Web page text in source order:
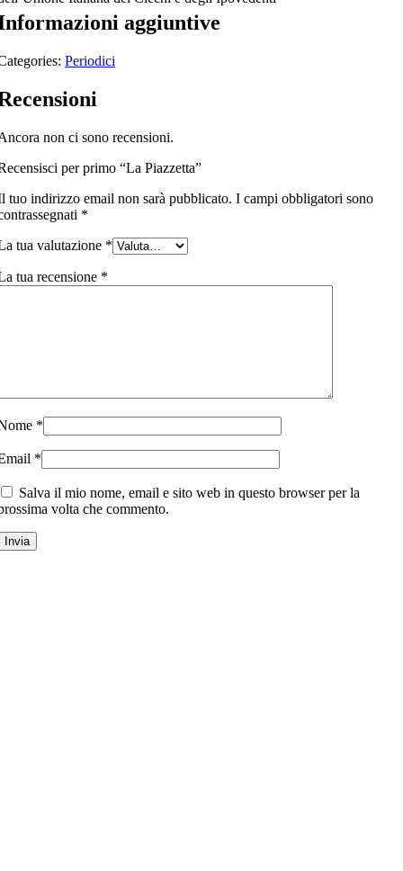
aggiuntive
Periodici
non ci sono recensioni.
per primo “La Piazzetta”
tuo indirizzo email non sarà pubblicato. I campi obbligatori sono
*
tua valutazione *
tua recensione *
*
*
Salva il mio nome, email e sito web in questo browser per la
volta che commento.